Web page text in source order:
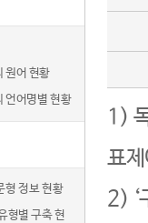
원어 현황
언어명별 현황
형 정보 현황
형별 구축 현
1)
표
2) ‘